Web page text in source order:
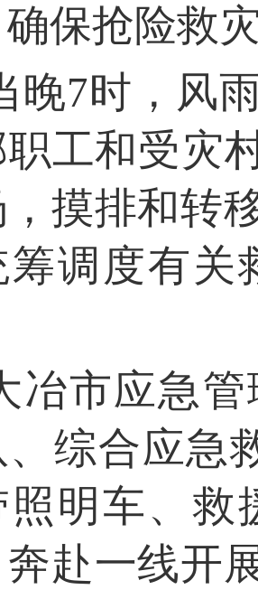
保抢险救
晚7时，风
工和受灾
摸排和转
筹调度有关
冶市应急
、综合应急
照明车、救
赴一线开